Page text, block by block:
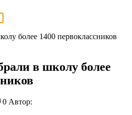
более 1400 первоклассников
в школу более
0 Автор: